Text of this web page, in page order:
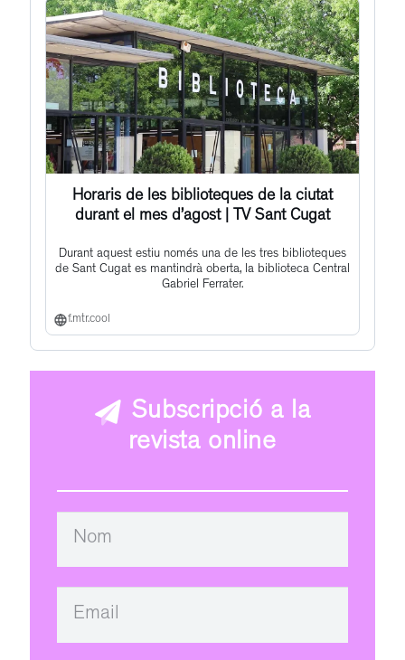
Horaris de les biblioteques de la ciutat
durant el mes d’agost | TV Sant Cugat
Durant aquest estiu només una de les tres biblioteques
de Sant Cugat es mantindrà oberta, la biblioteca Central
Gabriel Ferrater.
f.mtr.cool
Subscripció a la
revista online